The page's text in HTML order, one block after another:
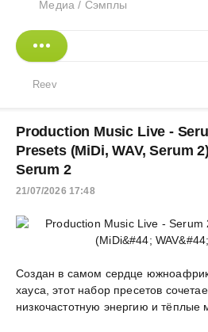
Медиа / Сэмплы
Reev
Production Music Live -
Presets (MiDi, WAV, Serum
Serum 2
21/07/2026 17:48
Создан в самом сердце
хауса, этот набор пресетов
низкочастотную энергию и тёплые